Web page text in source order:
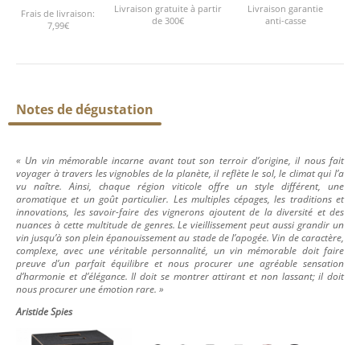
Frais de livraison:
7,99€
Livraison gratuite à partir
de 300€
Livraison garantie
anti-casse
Notes de dégustation
« Un vin mémorable incarne avant tout son terroir d’origine, il nous fait
voyager à travers les vignobles de la planète, il reflète le sol, le climat qui l’a
vu naître. Ainsi, chaque région viticole offre un style différent, une
aromatique et un goût particulier. Les multiples cépages, les traditions et
innovations, les savoir-faire des vignerons ajoutent de la diversité et des
nuances à cette multitude de genres. Le vieillissement peut aussi grandir un
vin jusqu’à son plein épanouissement au stade de l’apogée. Vin de caractère,
complexe, avec une véritable personnalité, un vin mémorable doit faire
preuve d’un parfait équilibre et nous procurer une agréable sensation
d’harmonie et d’élégance. Il doit se montrer attirant et non lassant; il doit
nous procurer une émotion rare. »
Aristide Spies